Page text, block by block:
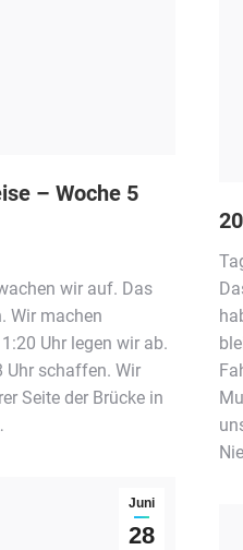
– Woche 5
wir auf. Das
Wir machen
Uhr legen wir ab.
Uhr schaffen. Wir
Seite der Brücke in
Juni
28